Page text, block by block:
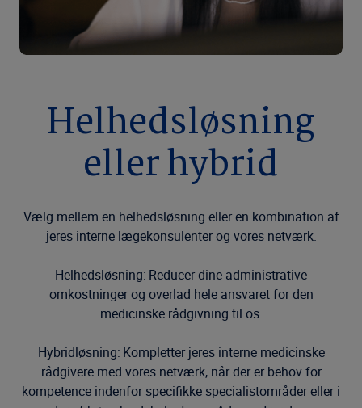
Helhedsløsning
eller hybrid
Vælg mellem en helhedsløsning eller en kombination af
jeres interne lægekonsulenter og vores netværk.
Helhedsløsning: Reducer dine administrative
omkostninger og overlad hele ansvaret for den
medicinske rådgivning til os.
Hybridløsning: Kompletter jeres interne medicinske
rådgivere med vores netværk, når der er behov for
kompetence indenfor specifikke specialistområder eller i